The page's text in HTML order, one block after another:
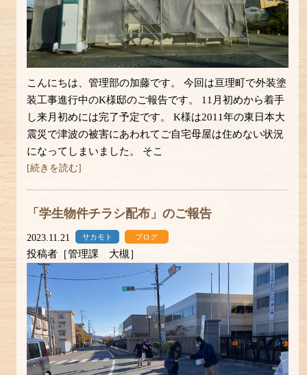
こんにちは、管理部の加藤です。 今回は亘理町で外装塗
装工事進行中のK様邸のご報告です。 11月初めから着手
し来月初めには完了予定です。 K様は2011年の東日本大
震災で津波の被害にあわれてご自宅母屋は住めない状況
になってしまいました。 そこ
[続きを読む]
「学生物件チラシ配布」のご報告
2023.11.21 サカモト ブログ
投稿者［管理課 大槻］